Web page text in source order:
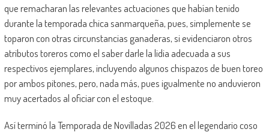
que remacharan las relevantes actuaciones que habían tenido
durante la temporada chica sanmarqueña, pues, simplemente se
toparon con otras circunstancias ganaderas, si evidenciaron otros
atributos toreros como el saber darle la lidia adecuada a sus
respectivos ejemplares, incluyendo algunos chispazos de buen toreo
por ambos pitones, pero, nada más, pues igualmente no anduvieron
muy acertados al oficiar con el estoque.
Así terminó la Temporada de Novilladas 2026 en el legendario coso